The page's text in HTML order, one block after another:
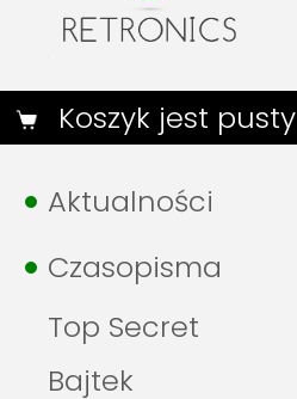
Koszyk jest pusty
Aktualności
Czasopisma
Top Secret
Bajtek